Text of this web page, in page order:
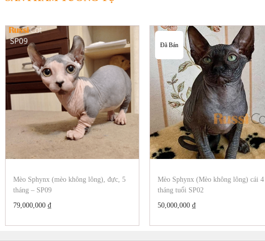
Mèo Sphynx (mèo không lông), đực, 5
tháng – SP09
79,000,000 ₫
Đã Bán
Mèo Sphynx (Mèo không lông) cái 4
tháng tuổi SP02
50,000,000 ₫